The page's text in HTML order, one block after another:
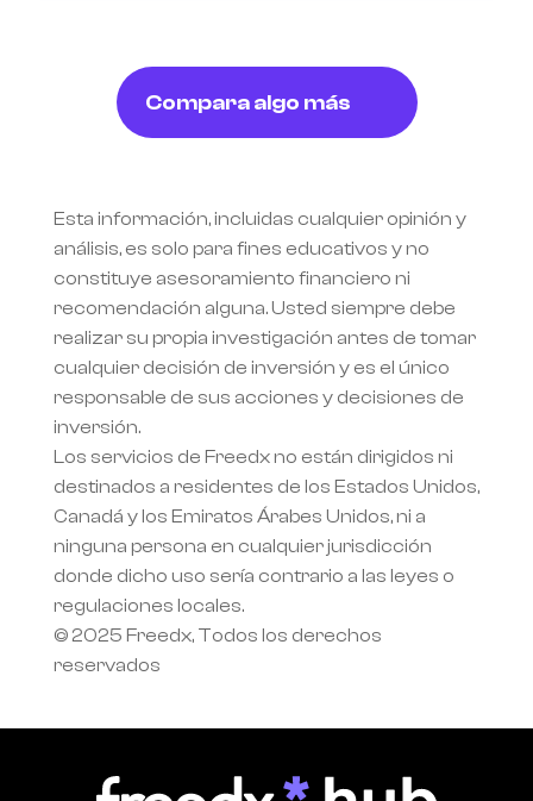
Compara algo más
Esta información, incluidas cualquier opinión y
análisis, es solo para fines educativos y no
constituye asesoramiento financiero ni
recomendación alguna. Usted siempre debe
realizar su propia investigación antes de tomar
cualquier decisión de inversión y es el único
responsable de sus acciones y decisiones de
inversión.
Los servicios de Freedx no están dirigidos ni
destinados a residentes de los Estados Unidos,
Canadá y los Emiratos Árabes Unidos, ni a
ninguna persona en cualquier jurisdicción
donde dicho uso sería contrario a las leyes o
regulaciones locales.
© 2025 Freedx, Todos los derechos
reservados